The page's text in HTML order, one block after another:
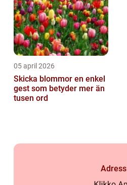
05 april 2026
Skicka blommor en enkel
gest som betyder mer än
tusen ord
Adress